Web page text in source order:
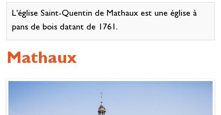
L'église Saint-Quentin de Mathaux est une église à
pans de bois datant de 1761.
Mathaux